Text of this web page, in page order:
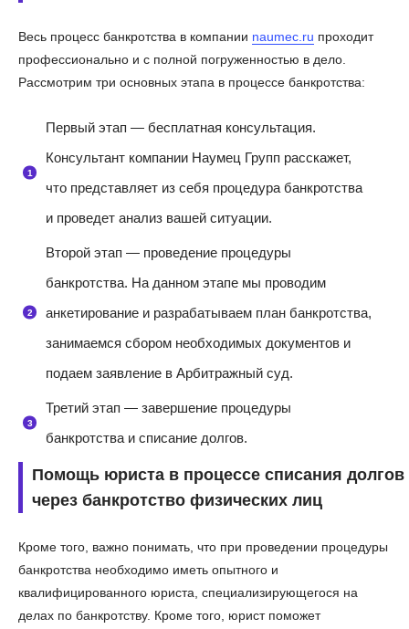
Весь процесс банкротства в компании naumec.ru проходит
профессионально и с полной погруженностью в дело.
Рассмотрим три основных этапа в процессе банкротства:
Первый этап — бесплатная консультация.
Консультант компании Наумец Групп расскажет,
что представляет из себя процедура банкротства
и проведет анализ вашей ситуации.
Второй этап — проведение процедуры
банкротства. На данном этапе мы проводим
анкетирование и разрабатываем план банкротства,
занимаемся сбором необходимых документов и
подаем заявление в Арбитражный суд.
Третий этап — завершение процедуры
банкротства и списание долгов.
Помощь юриста в процессе списания долгов
через банкротство физических лиц
Кроме того, важно понимать, что при проведении процедуры
банкротства необходимо иметь опытного и
квалифицированного юриста, специализирующегося на
делах по банкротству. Кроме того, юрист поможет